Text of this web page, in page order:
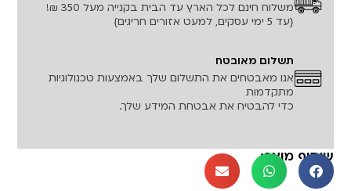
משלוח חינם לכל הארץ עד הבית בקנייה מעל 350 ₪!
{עד 5 ימי עסקים, למעט אזורים חריגים}
תשלום מאובטח
אנו מאבטחים את התשלום שלך באמצעות טכנולוגיות
מתקדמות
כדי להבטיח את אבטחת המידע שלך.
שיתוף מוצר: